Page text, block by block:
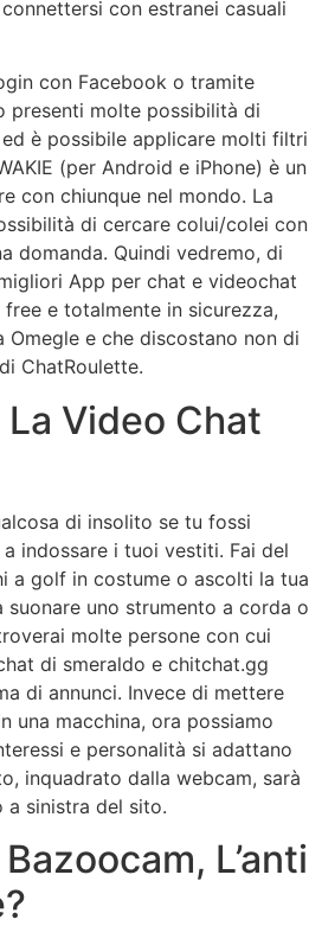
con estranei casuali
con Facebook o tramite
presenti molte possibilità di
è possibile applicare molti filtri
(per Android e iPhone) è un
con chiunque nel mondo. La
di cercare colui/colei con
domanda. Quindi vedremo, di
App per chat e videochat
e totalmente in sicurezza,
e che discostano non di
ChatRoulette.
Video Chat
di insolito se tu fossi
indossare i tuoi vestiti. Fai del
a golf in costume o ascolti la tua
suonare uno strumento a corda o
molte persone con cui
di smeraldo e chitchat.gg
di annunci. Invece di mettere
una macchina, ora possiamo
e personalità si adattano
inquadrato dalla webcam, sarà
sinistra del sito.
L’anti